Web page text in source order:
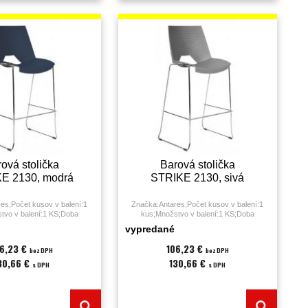
stolička
2130, modrá
kusov v balení:1
v balení:1 KS;Doba
- 3 hodiny;Druh:barová
mesiacov;
€ bez DPH
€ s DPH
Barová stolička
STRIKE 2130, sivá
Značka:Antares;Počet kusov v balení:1
kus;Množstvo v balení:1 KS;Doba
sedenia:0 - 3 hodiny;Druh:barová
stolička;Farba:sivá;Materiál:;Nosnosť:120
sedáku:72;Záruka:36 mesiacov;
vypredané
106,23 € bez DPH
130,66 € s DPH